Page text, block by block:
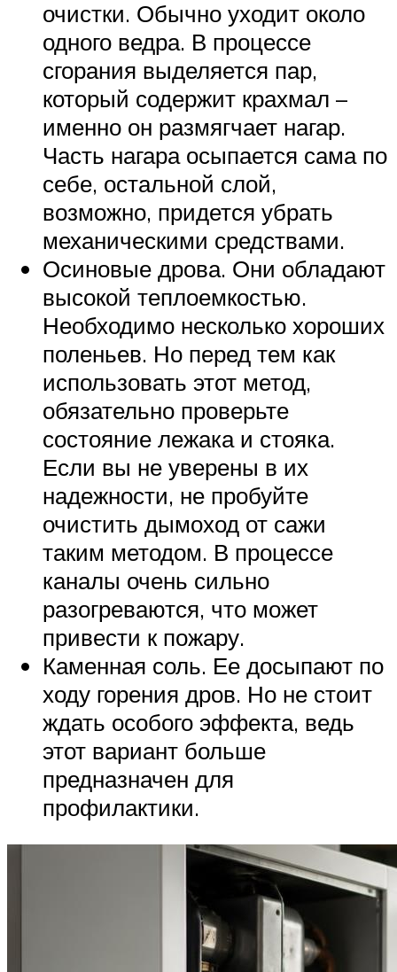
очистки. Обычно уходит около
одного ведра. В процессе
сгорания выделяется пар,
который содержит крахмал –
именно он размягчает нагар.
Часть нагара осыпается сама по
себе, остальной слой,
возможно, придется убрать
механическими средствами.
Осиновые дрова. Они обладают
высокой теплоемкостью.
Необходимо несколько хороших
поленьев. Но перед тем как
использовать этот метод,
обязательно проверьте
состояние лежака и стояка.
Если вы не уверены в их
надежности, не пробуйте
очистить дымоход от сажи
таким методом. В процессе
каналы очень сильно
разогреваются, что может
привести к пожару.
Каменная соль. Ее досыпают по
ходу горения дров. Но не стоит
ждать особого эффекта, ведь
этот вариант больше
предназначен для
профилактики.